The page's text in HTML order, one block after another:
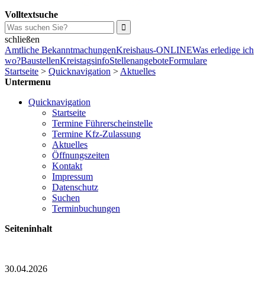
Volltextsuche
schließen
Amtliche BekanntmachungenKreishaus-ONLINEWas erledige ich
wo?BaustellenKreistagsinfoStellenangeboteFormulare
Startseite > Quicknavigation > Aktuelles
Untermenu
Quicknavigation
Startseite
Termine Führerscheinstelle
Termine Kfz-Zulassung
Aktuelles
Öffnungszeiten
Kontakt
Impressum
Datenschutz
Suchen
Terminbuchungen
Seiteninhalt
30.04.2026